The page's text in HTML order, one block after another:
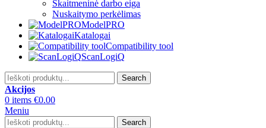
Skaitmeninė darbo eiga
Nuskaitymo perkėlimas
ModelPRO
Katalogai
Compatibility tool
ScanLogiQ
Search
Akcijos
0 items €0.00
Meniu
Search